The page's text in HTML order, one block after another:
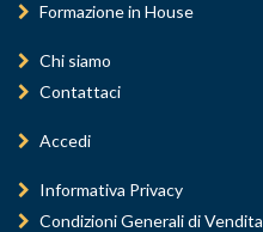
Formazione in House
Chi siamo
Contattaci
Accedi
Informativa Privacy
Condizioni Generali di Vendita